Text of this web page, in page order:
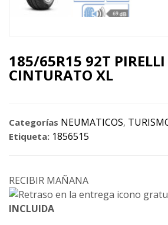
185/65R15 92T PIRELLI
CINTURATO XL
Categorías NEUMATICOS,
Etiqueta: 1856515
RECIBIR MAÑANA
INCLUIDA